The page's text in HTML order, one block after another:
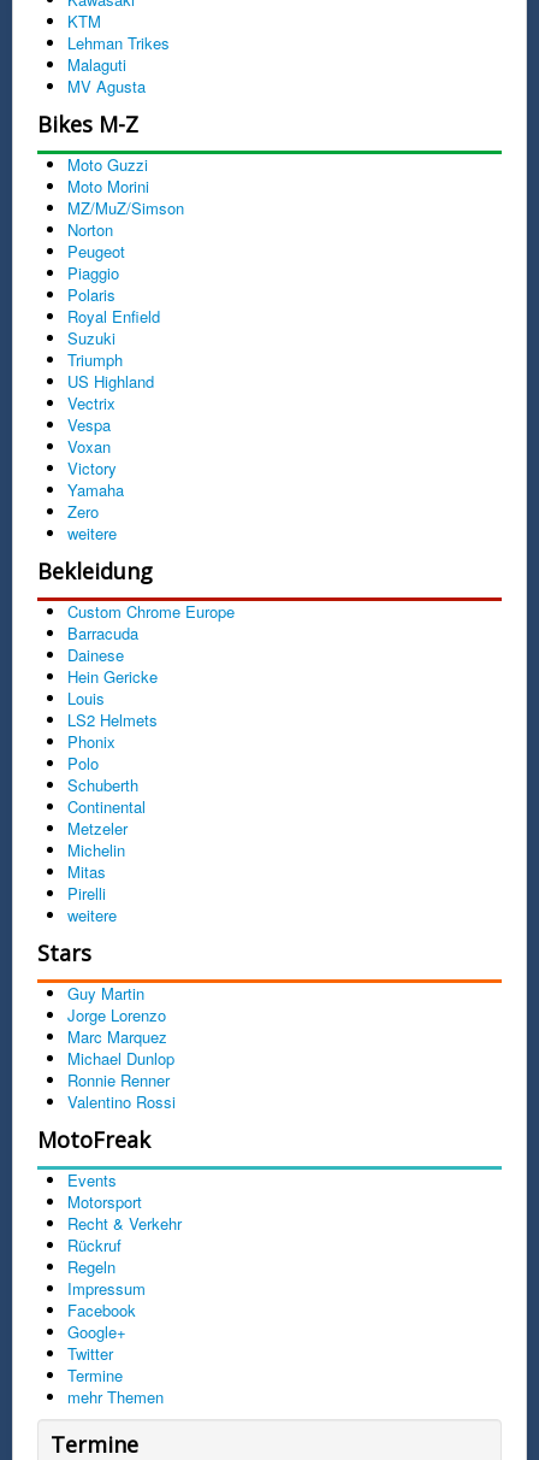
KTM
Lehman Trikes
Malaguti
MV Agusta
Bikes M-Z
Moto Guzzi
Moto Morini
MZ/MuZ/Simson
Norton
Peugeot
Piaggio
Polaris
Royal Enfield
Suzuki
Triumph
US Highland
Vectrix
Vespa
Voxan
Victory
Yamaha
Zero
weitere
Bekleidung
Custom Chrome Europe
Barracuda
Dainese
Hein Gericke
Louis
LS2 Helmets
Phonix
Polo
Schuberth
Continental
Metzeler
Michelin
Mitas
Pirelli
weitere
Stars
Guy Martin
Jorge Lorenzo
Marc Marquez
Michael Dunlop
Ronnie Renner
Valentino Rossi
MotoFreak
Events
Motorsport
Recht & Verkehr
Rückruf
Regeln
Impressum
Facebook
Google+
Twitter
Termine
mehr Themen
Termine